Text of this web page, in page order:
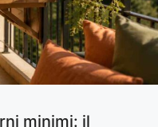
minimi: il